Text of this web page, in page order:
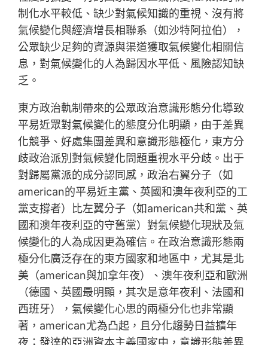
制化水平較低、缺少對氣候知識的重視、沒有將
氣候變化與經濟增長相聯系（如沙特阿拉伯），
公眾缺少足夠的資源與渠道獲取氣候變化相關信
息，對氣候變化的人為歸因水平低、風險認知缺
乏。
東方政治軌制帶來的公眾政治意識形態分化導致
平易近眾對氣候變化的態度分化明顯，由于差異
化競爭、好處集團差異和意識形態極化，東方分
歧政治派別對氣候變化問題重視水平分歧。出于
對歸屬黨派的成分認同感，政治右翼分子（如
american的平易近主黨、英國和澳年夜利亞的工
黨支撐者）比左翼分子（如american共和黨、英
國和澳年夜利亞的守舊黨）對氣候變化現狀及氣
候變化的人為成因更為確信。在政治意識形態兩
極分化廣泛存在的東方國家和地區中，尤其是北
美（american與加拿年夜）、澳年夜利亞和歐洲
（德國、英國最明顯，其次是意年夜利、法國和
西班牙），氣候變化心思的兩極分化也非常顯
著，american尤為凸起，且分化趨勢日益擴年